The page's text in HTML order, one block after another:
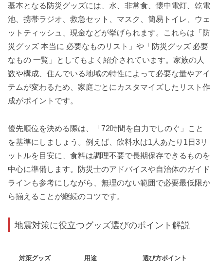
基本となる防災グッズには、水、非常食、懐中電灯、乾電
池、携帯ラジオ、救急セット、マスク、簡易トイレ、ウェ
ットティッシュ、現金などが挙げられます。これらは「防
災グッズ 本当に 必要なものリスト」や「防災グッズ 必要
なもの 一覧」としてもよく紹介されています。家族の人
数や構成、住んでいる地域の特性によって必要な量やアイ
テムが変わるため、家庭ごとにカスタマイズしたリスト作
成がポイントです。
優先順位を決める際は、「72時間を自力でしのぐ」こと
を基準にしましょう。例えば、飲料水は1人あたり1日3リ
ットルを目安に、食料は調理不要で長期保存できるものを
中心に準備します。防災士のアドバイスや自治体のガイド
ラインも参考にしながら、無理のない範囲で必要最低限か
ら揃えることが継続のコツです。
地震対策に役立つグッズ選びのポイント解説
対策グッズ 用途 選び方ポイント